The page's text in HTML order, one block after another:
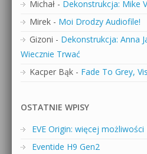
Michał - Dekonstrukcja: Mike
Mirek - Moi Drodzy Audiofile!
Gizoni - Dekonstrukcja: Anna
Wiecznie Trwać
Kacper Bąk - Fade To Grey,
OSTATNIE WPISY
EVE Origin: więcej możliwości
Eventide H9 Gen2